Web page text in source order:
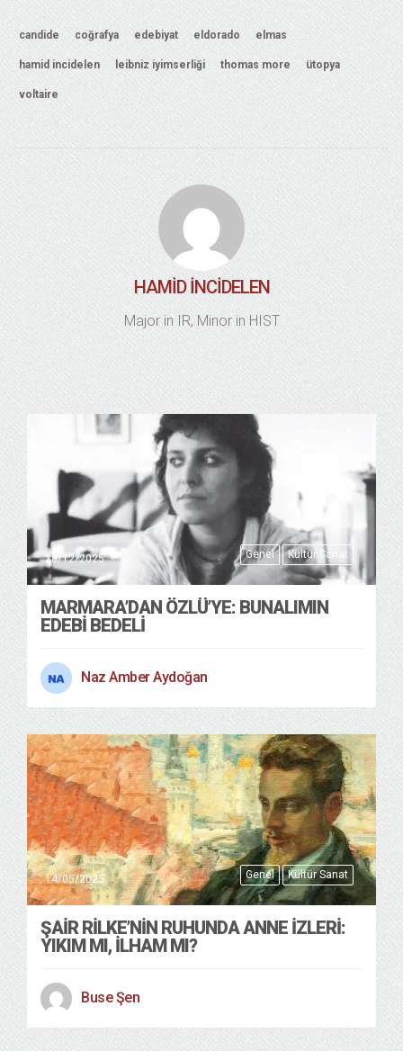
candide coğrafya edebiyat eldorado elmas
hamid incidelen leibniz iyimserliği thomas more ütopya
voltaire
HAMID İNCIDELEN
Major in IR, Minor in HIST
Genel Kültür Sanat
28/12/2025
MARMARA’DAN ÖZLÜ’YE: BUNALIMIN
EDEBI BEDELI
Naz Amber Aydoğan
Genel Kültür Sanat
14/05/2025
ŞAIR RILKE’NIN RUHUNDA ANNE İZLERI:
YIKIM MI, İLHAM MI?
Buse Şen